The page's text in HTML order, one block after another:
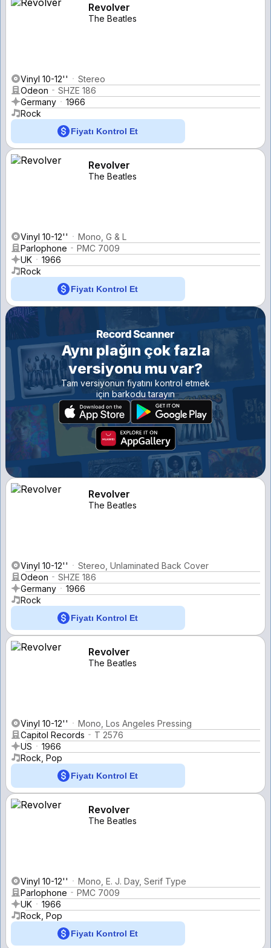
Revolver
The Beatles
Vinyl 10-12''
Stereo
Odeon
SHZE 186
Germany
1966
Rock
Fiyatı Kontrol Et
Revolver
The Beatles
Vinyl 10-12''
Mono, G & L
Parlophone
PMC 7009
UK
1966
Rock
Fiyatı Kontrol Et
Aynı plağın çok fazla
versiyonu mu var?
Tam versiyonun fiyatını kontrol etmek
için barkodu tarayın
Revolver
The Beatles
Vinyl 10-12''
Stereo, Unlaminated Back Cover
Odeon
SHZE 186
Germany
1966
Rock
Fiyatı Kontrol Et
Revolver
The Beatles
Vinyl 10-12''
Mono, Los Angeles Pressing
Capitol Records
T 2576
US
1966
Rock, Pop
Fiyatı Kontrol Et
Revolver
The Beatles
Vinyl 10-12''
Mono, E. J. Day, Serif Type
Parlophone
PMC 7009
UK
1966
Rock, Pop
Fiyatı Kontrol Et